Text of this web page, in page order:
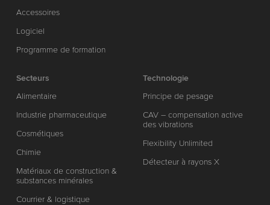
Accessoires
Logiciel
Programme de formation
Secteurs
Alimentaire
Industrie pharmaceutique
Cosmétiques
Chimie
Matériaux de construction &
substances minérales
Courrier & logistique
Technologie
Principe de pesage
CAV – compensation active
des vibrations
Flexibility Unlimited
Détecteur à rayons X